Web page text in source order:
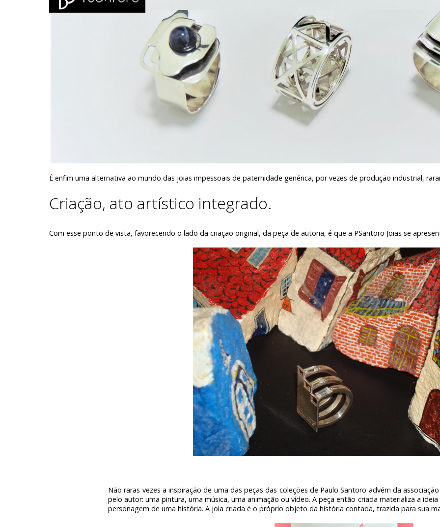
É enfim uma alternativa ao mundo das joias impessoais de paternidade genérica, por vezes de produção industrial,
Criação, ato artístico integrado.
Com esse ponto de vista, favorecendo o lado da criação original, da peça de autoria, é que a PSantoro Joias se
Não raras vezes a inspiração de uma das peças das coleções de Paulo Santoro advém da
pelo autor: uma pintura, uma música, uma animação ou vídeo. A peça então criada materializa a
personagem de uma história. A joia criada é o próprio objeto da história contada, trazida para sua